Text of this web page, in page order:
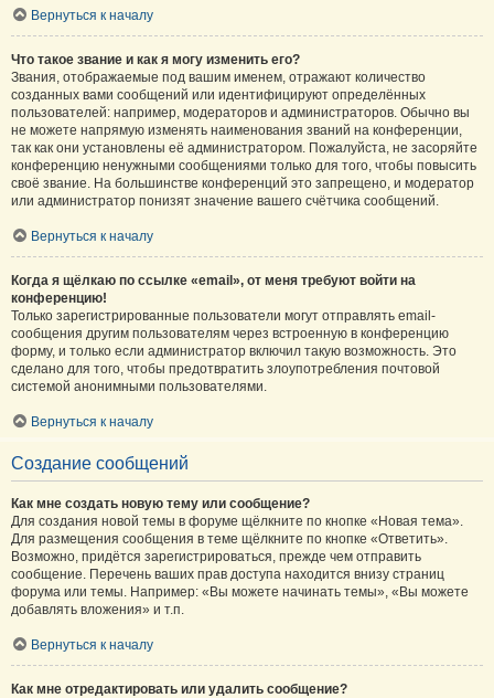
Вернуться к началу
Что такое звание и как я могу изменить его?
Звания, отображаемые под вашим именем, отражают количество
созданных вами сообщений или идентифицируют определённых
пользователей: например, модераторов и администраторов. Обычно вы
не можете напрямую изменять наименования званий на конференции,
так как они установлены её администратором. Пожалуйста, не засоряйте
конференцию ненужными сообщениями только для того, чтобы повысить
своё звание. На большинстве конференций это запрещено, и модератор
или администратор понизят значение вашего счётчика сообщений.
Вернуться к началу
Когда я щёлкаю по ссылке «email», от меня требуют войти на
конференцию!
Только зарегистрированные пользователи могут отправлять email-
сообщения другим пользователям через встроенную в конференцию
форму, и только если администратор включил такую возможность. Это
сделано для того, чтобы предотвратить злоупотребления почтовой
системой анонимными пользователями.
Вернуться к началу
Создание сообщений
Как мне создать новую тему или сообщение?
Для создания новой темы в форуме щёлкните по кнопке «Новая тема».
Для размещения сообщения в теме щёлкните по кнопке «Ответить».
Возможно, придётся зарегистрироваться, прежде чем отправить
сообщение. Перечень ваших прав доступа находится внизу страниц
форума или темы. Например: «Вы можете начинать темы», «Вы можете
добавлять вложения» и т.п.
Вернуться к началу
Как мне отредактировать или удалить сообщение?